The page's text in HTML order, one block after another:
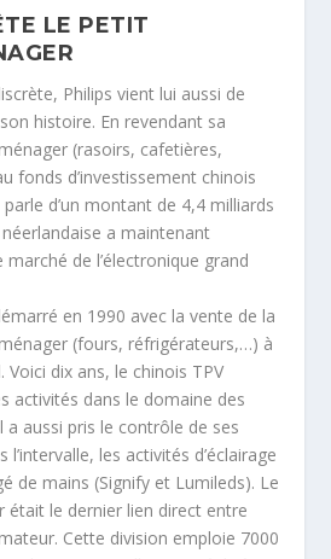
LE PETIT
Philips vient lui aussi de
histoire. En revendant sa
(rasoirs, cafetières,
fonds d’investissement chinois
d’un montant de 4,4 milliards
néerlandaise a maintenant
de l’électronique grand
en 1990 avec la vente de la
(fours, réfrigérateurs,…) à
Voici dix ans, le chinois TPV
activités dans le domaine des
a aussi pris le contrôle de ses
l’intervalle, les activités d’éclairage
de mains (Signify et Lumileds). Le
était le dernier lien direct entre
Cette division emploie 7000